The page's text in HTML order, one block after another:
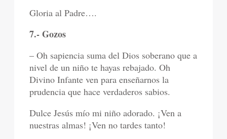
Gloria al Padre….
7.- Gozos
– Oh sapiencia suma del Dios soberano que a
nivel de un niño te hayas rebajado. Oh
Divino Infante ven para enseñarnos la
prudencia que hace verdaderos sabios.
Dulce Jesús mío mi niño adorado. ¡Ven a
nuestras almas! ¡Ven no tardes tanto!